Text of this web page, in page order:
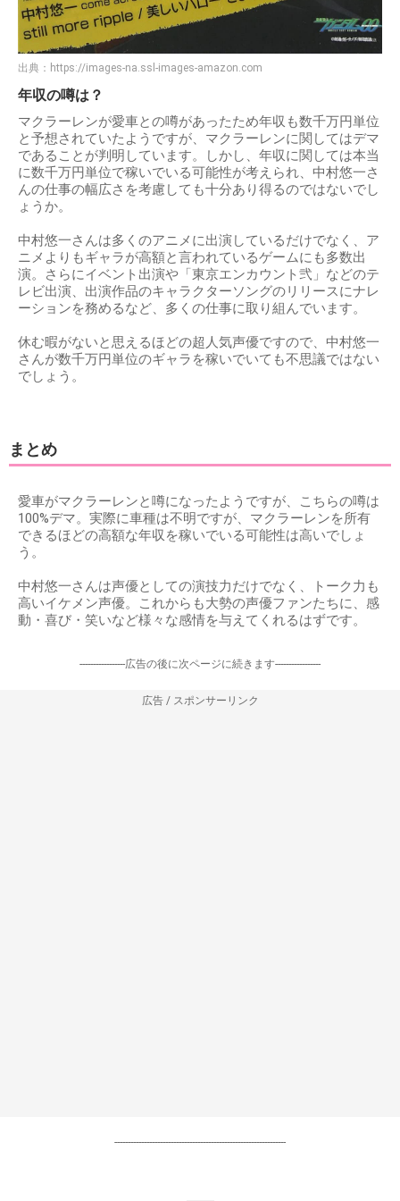
出典： https://images-na.ssl-images-amazon.com
年収の噂は？
マクラーレンが愛車との噂があったため年収も数千万円単位
と予想されていたようですが、マクラーレンに関してはデマ
であることが判明しています。しかし、年収に関しては本当
に数千万円単位で稼いでいる可能性が考えられ、中村悠一さ
んの仕事の幅広さを考慮しても十分あり得るのではないでし
ょうか。
中村悠一さんは多くのアニメに出演しているだけでなく、ア
ニメよりもギャラが高額と言われているゲームにも多数出
演。さらにイベント出演や「東京エンカウント弐」などのテ
レビ出演、出演作品のキャラクターソングのリリースにナレ
ーションを務めるなど、多くの仕事に取り組んでいます。
休む暇がないと思えるほどの超人気声優ですので、中村悠一
さんが数千万円単位のギャラを稼いでいても不思議ではない
でしょう。
まとめ
愛車がマクラーレンと噂になったようですが、こちらの噂は
100%デマ。実際に車種は不明ですが、マクラーレンを所有
できるほどの高額な年収を稼いでいる可能性は高いでしょ
う。
中村悠一さんは声優としての演技力だけでなく、トーク力も
高いイケメン声優。これからも大勢の声優ファンたちに、感
動・喜び・笑いなど様々な感情を与えてくれるはずです。
-----------------広告の後に次ページに続きます-----------------
広告 / スポンサーリンク
----------------------------------------------------------------